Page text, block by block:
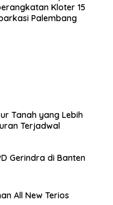
Kloter 15
Palembang
Tanah yang Lebih
Terjadwal
Gerindra di Banten
All New Terios